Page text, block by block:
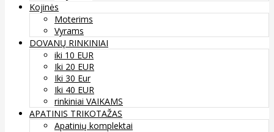
Kojinės
Moterims
Vyrams
DOVANŲ RINKINIAI
iki 10 EUR
Iki 20 EUR
Iki 30 Eur
Iki 40 EUR
rinkiniai VAIKAMS
APATINIS TRIKOTAŽAS
Apatinių komplektai